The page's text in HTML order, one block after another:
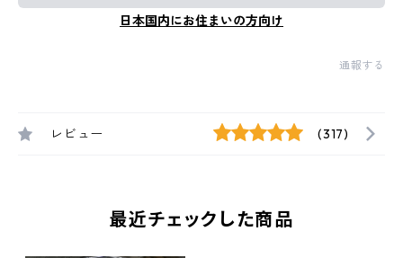
日本国内にお住まいの方向け
通報する
レビュー (317)
最近チェックした商品